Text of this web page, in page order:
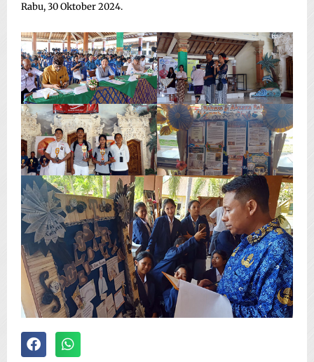
Rabu, 30 Oktober 2024.